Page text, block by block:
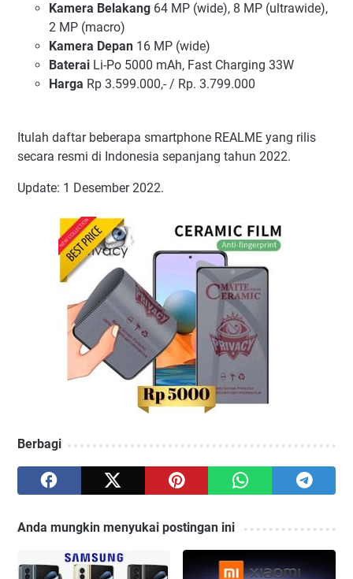
Kamera Belakang 64 MP (wide), 8 MP (ultrawide),
2 MP (macro)
Kamera Depan 16 MP (wide)
Baterai Li-Po 5000 mAh, Fast Charging 33W
Harga Rp 3.599.000,- / Rp. 3.799.000
Itulah daftar beberapa smartphone REALME yang rilis
secara resmi di Indonesia sepanjang tahun 2022.
Update: 1 Desember 2022.
Berbagi
Anda mungkin menyukai postingan ini